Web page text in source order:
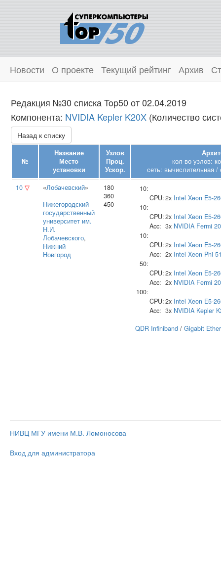
Новости О проекте Текущий рейтинг Архив
Редакция №30 списка Top50 от 02.04.2019
Компонента: NVIDIA Kepler K20X (Количество
Назад к списку
№
Название
Место
установки
Узлов
Проц.
Ускор.
кол-во узлов:
сеть: вычислительная /
10 ▽ «Лобачевский»
Нижегородский
государственный
университет им.
Н.И.
Лобачевского,
Нижний
Новгород
180
360
450
10:
CPU:2x Intel Xeon E5-
10:
CPU:2x Intel Xeon E5-
Acc: 3x NVIDIA Fermi
10:
CPU:2x Intel Xeon E5-
Acc: 2x Intel Xeon Phi
50:
CPU:2x Intel Xeon E5-
Acc: 2x NVIDIA Fermi
100:
CPU:2x Intel Xeon E5-
Acc: 3x NVIDIA Kepler
QDR Infiniband / Gigabit
НИВЦ МГУ имени М.В. Ломоносова
Вход для администратора